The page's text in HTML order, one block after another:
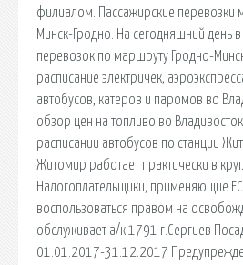
филиалом. Пассажирские перевозки
Минск-Гродно. На сегодняшний день
перевозок по маршруту Гродно-
расписание электричек,
автобусов, катеров и паромов во
обзор цен на топливо во
расписании автобусов по станции
Житомир работает практически в
Налогоплательщики, применяющие
воспользоваться правом на
обслуживает а/к 1791 г.Сергиев
01.01.2017-31.12.2017